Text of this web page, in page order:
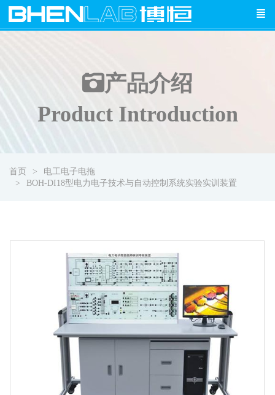
产品介绍
Product Introduction
首页
电工电子电拖
BOH-DI18型电力电子技术与自动控制系统实验实训装置